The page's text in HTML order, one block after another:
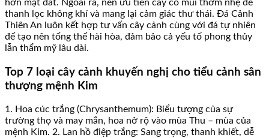
hơn mặt đất. Ngoài ra, nên ưu tiên cây có mùi thơm nhẹ để
thanh lọc không khí và mang lại cảm giác thư thái. Đá Cảnh
Thiên An luôn kết hợp tư vấn cây cảnh cùng với đá tự nhiên
để tạo nên tổng thể hài hòa, đảm bảo cả yếu tố phong thủy
lẫn thẩm mỹ lâu dài.
Top 7 loại cây cảnh khuyến nghị cho tiểu cảnh sân
thượng mệnh Kim
1. Hoa cúc trắng (Chrysanthemum): Biểu tượng của sự
trường thọ và may mắn, hoa nở rộ vào mùa Thu – mùa của
mệnh Kim. 2. Lan hồ điệp trắng: Sang trọng, thanh khiết, dễ